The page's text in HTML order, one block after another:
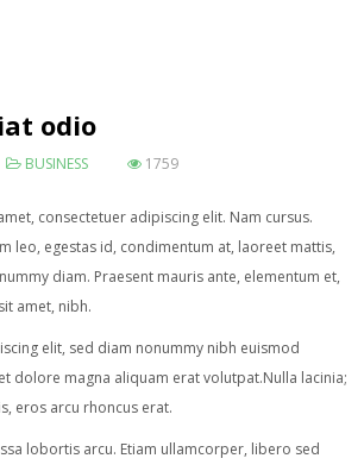
odio
BUSINESS 1759
consectetuer adipiscing elit. Nam cursus.
leo, egestas id, condimentum at, laoreet mattis,
diam. Praesent mauris ante, elementum et,
amet, nibh.
elit, sed diam nonummy nibh euismod
dolore magna aliquam erat volutpat.Nulla lacinia;
eros arcu rhoncus erat.
lobortis arcu. Etiam ullamcorper, libero sed